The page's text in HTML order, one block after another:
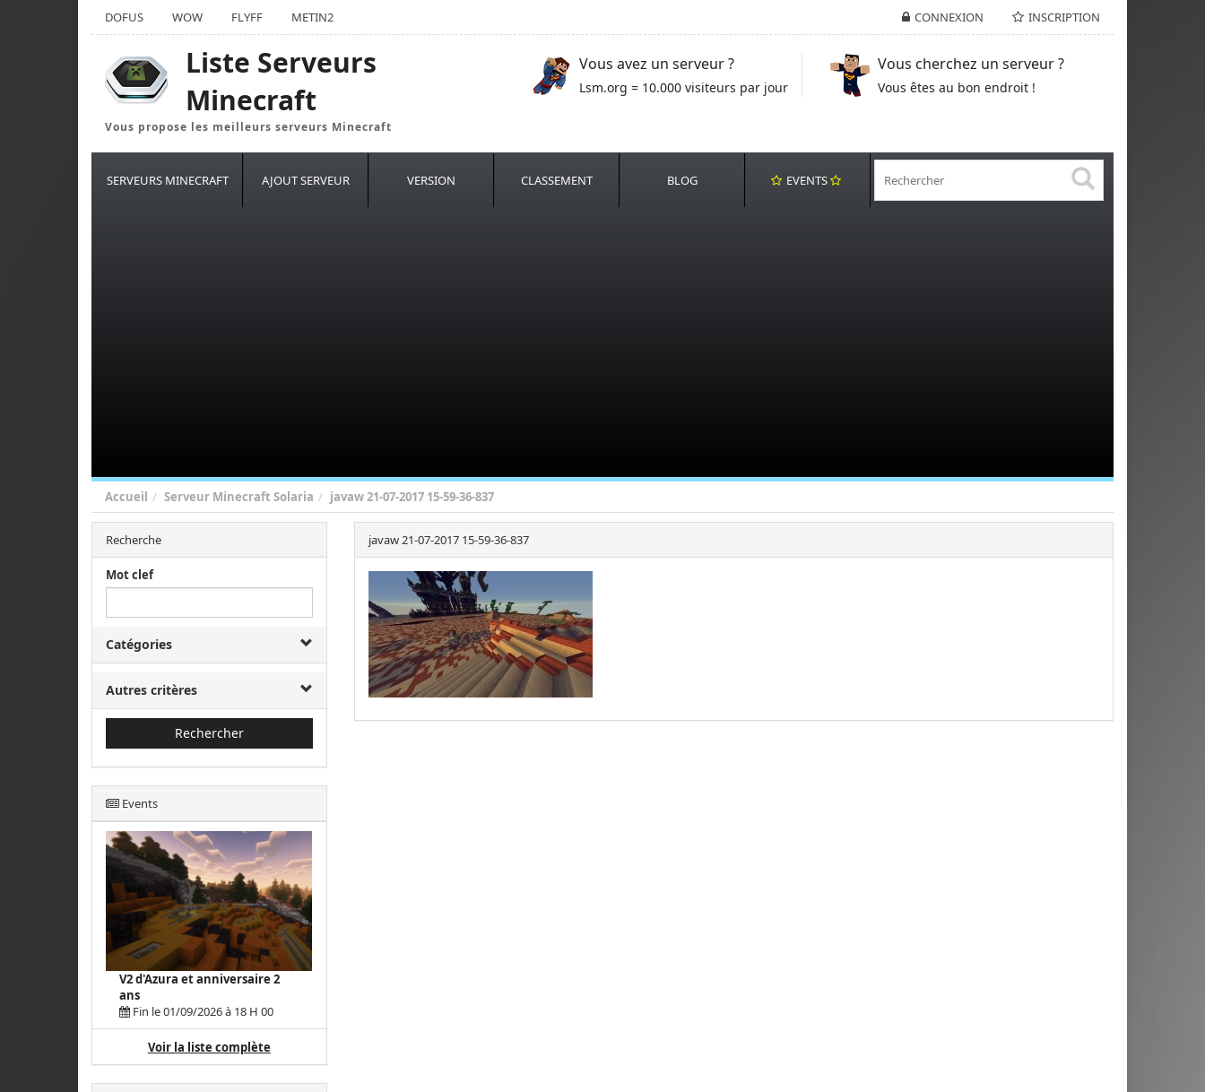
CONNEXION INSCRIPTION
DOFUS WOW FLYFF METIN2
Liste Serveurs
Minecraft
Vous propose les meilleurs serveurs Minecraft
Vous avez un serveur ?
Lsm.org = 10.000 visiteurs par jour
Vous cherchez un serveur ?
Vous êtes au bon endroit !
SERVEURS MINECRAFT AJOUT SERVEUR VERSION CLASSEMENT BLOG EVENTS
Accueil Serveur Minecraft Solaria javaw 21-07-2017 15-59-36-837
Recherche
Mot clef
Catégories
Autres critères
Rechercher
Events
V2 d'Azura et anniversaire 2
ans
Fin le 01/09/2026 à 18 H 00
Voir la liste complète
javaw 21-07-2017 15-59-36-837